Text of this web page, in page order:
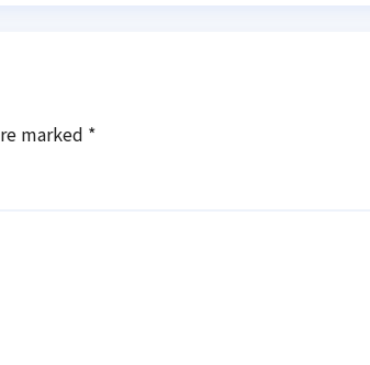
marked *